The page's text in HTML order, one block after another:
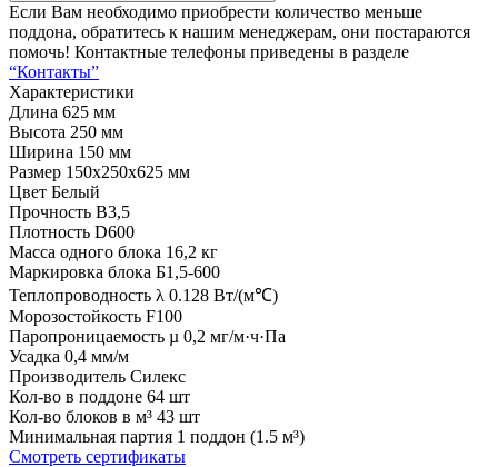
Если Вам необходимо приобрести количество меньше
поддона, обратитесь к нашим менеджерам, они постараются
помочь! Контактные телефоны приведены в разделе
“Контакты”
Характеристики
Длина 625 мм
Высота 250 мм
Ширина 150 мм
Размер 150x250x625 мм
Цвет Белый
Прочность B3,5
Плотность D600
Масса одного блока 16,2 кг
Маркировка блока Б1,5-600
Теплопроводность λ 0.128 Вт/(м℃)
Морозостойкость F100
Паропроницаемость µ 0,2 мг/м·ч·Па
Усадка 0,4 мм/м
Производитель Силекс
Кол-во в поддоне 64 шт
Кол-во блоков в м³ 43 шт
Минимальная партия 1 поддон (1.5 м³)
Смотреть сертификаты